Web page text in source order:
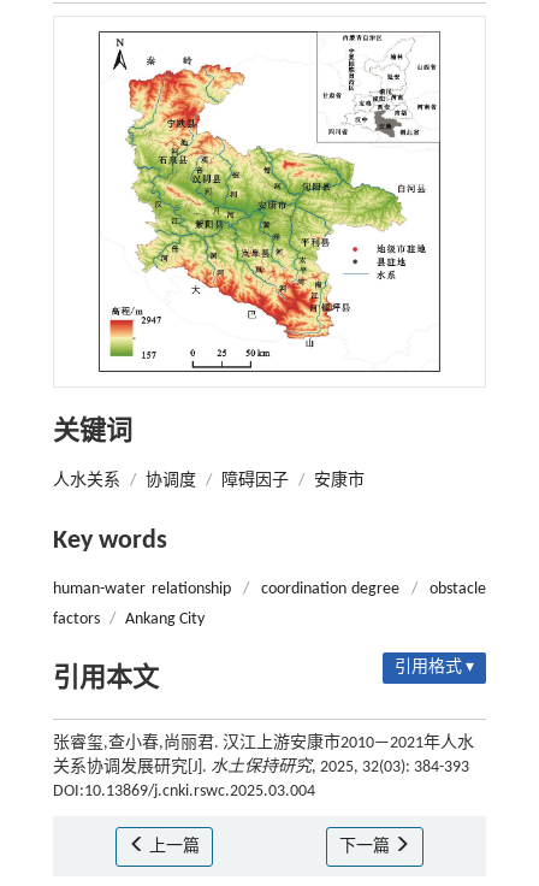
关键词
人水关系 / 协调度 / 障碍因子 / 安康市
Key words
human-water relationship / coordination degree /
obstacle
factors / Ankang City
引用本文 引用格式 ▾
张睿玺,查小春,尚丽君. 汉江上游安康市2010—2021年人水
关系协调发展研究[J]. 水土保持研究, 2025, 32(03): 384-393
DOI:10.13869/j.cnki.rswc.2025.03.004
上一篇 下一篇